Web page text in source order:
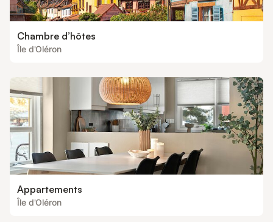
Chambre d’hôtes
Île d'Oléron
Appartements
Île d'Oléron